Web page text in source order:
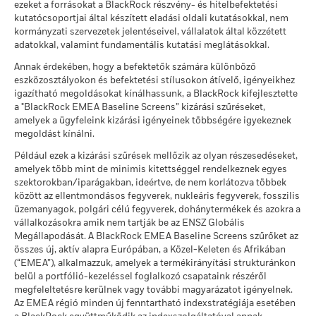
A teljesítmény a folyó költségek levonása után értendő. A
számításokban az esetleges jegyzési /visszaváltási díjak nem
A számadatok a múltbeli teljesítményre vonatkoznak.A
múltbeli teljesítmény nem jelent megbízható útmutatást a
jövőbeli teljesítményre nézve. Előfordulhat, hogy a piacok a
jövőben egészen máshogy fejlődnek. Abban segíthet Önnek,
hogy felmérje, hogyan kezelték az alapot a múltban
A részvényosztály teljesítményét a nettó eszközérték (NAV)
alapján számítják ki, adott esetben a jövedelem
újrabefektetésével. A befektetésből származó hozam a
devizaárfolyam-ingadozások következtében növekedhet vagy
csökkenhet, ha a múltbeli teljesítményszámítástól eltérő
pénznemben fektet be.Forrás: Blackrock
Kedvezőtlen
Ezt az összeget kaphatja vissza a költségek
Éves átlagos hozam
Mérsékelt
Ezt az összeget kaphatja vissza a költségek
Éves átlagos hozam
Kedvező
Ezt az összeget kaphatja vissza a költségek
A stresszforgatókönyv bemutatja, hogy szélsőséges piaci
körülmények esetén mekkora összeget kaphat vissza.
MSCI ESG Alapminősítés
(AAA–CCC)
ekkor: 2026. júl. 17.
MSCI ESG minőségi
pontszám (0–10)
ekkor: 2026. júl. 17.
6,73
Lipper globális alapbesorolás Absolute Return Bond EUR
MSCI súlyozott átlagos
szénintenzitás (Tons
CO2E/$M SALES)
ekkor: 2026. júl. 17.
182,98
MSCI ESG % lefedettség
ekkor: 2026. júl. 17.
MSCI ESG minőségi
pontszám -
Versenytársszázalék
ekkor: 2026. júl. 17.
27,38
ekkor: 2026. jún. 30.
MSCI - Az ENSZ Globális
Megállapodásának elveinek
ekkor: 2026. jún. 30.
0,00%
MSCI - Termikus szén
ekkor: 2026. jún. 30.
0,00%
MSCI - Szurokföldek
ekkor: 2026. jún. 30.
Üzleti részvételi lefedettség
ekkor: 2026. jún. 30.
54,83%
Nem lefedett Alap
százalékos aránya
ekkor: 2026. jún. 30.
43,69%
A fenti, termikus szénre és olajhomokra vonatkozó, BlackRock
ezeket a forrásokat a BlackRock részvény- és hitelbefektetési
kutatócsoportjai által készített eladási oldali kutatásokkal, nem
kormányzati szervezetek jelentéseivel, vállalatok által közzétett
adatokkal, valamint fundamentális kutatási meglátásokkal.
Annak érdekében, hogy a befektetők számára különböző
eszközosztályokon és befektetési stílusokon átívelő, igényeikhez
igazítható megoldásokat kínálhassunk, a BlackRock kifejlesztette
a "BlackRock EMEA Baseline Screens” kizárási szűréseket,
amelyek a ügyfeleink kizárási igényeinek többségére igyekeznek
megoldást kínálni.
Például ezek a kizárási szűrések mellőzik az olyan részesedéseket,
amelyek több mint de minimis kitettséggel rendelkeznek egyes
szektorokban/iparágakban, ideértve, de nem korlátozva többek
között az ellentmondásos fegyverek, nukleáris fegyverek, fosszilis
üzemanyagok, polgári célú fegyverek, dohánytermékek és azokra a
vállalkozásokra amik nem tartják be az ENSZ Globális
Megállapodását. A BlackRock EMEA Baseline Screens szűrőket az
összes új, aktív alapra Európában, a Közel-Keleten és Afrikában
(“EMEA”), alkalmazzuk, amelyek a termékirányítási strukturánkon
belül a portfólió-kezeléssel foglalkozó csapataink részéről
megfeleltetésre kerülnek vagy további magyarázatot igényelnek.
Az EMEA régió minden új fenntartható indexstratégiája esetében